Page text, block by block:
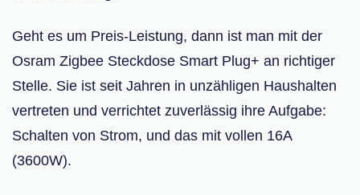
Geht es um Preis-Leistung, dann ist man mit der
Osram Zigbee Steckdose Smart Plug+ an richtiger
Stelle. Sie ist seit Jahren in unzähligen Haushalten
vertreten und verrichtet zuverlässig ihre Aufgabe:
Schalten von Strom, und das mit vollen 16A
(3600W).